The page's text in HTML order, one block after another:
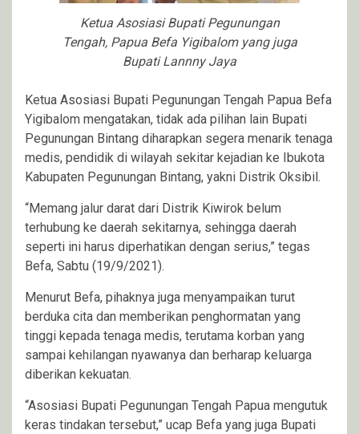
Ketua Asosiasi Bupati Pegunungan
Tengah, Papua Befa Yigibalom yang juga
Bupati Lannny Jaya
Ketua Asosiasi Bupati Pegunungan Tengah Papua Befa
Yigibalom mengatakan, tidak ada pilihan lain Bupati
Pegunungan Bintang diharapkan segera menarik tenaga
medis, pendidik di wilayah sekitar kejadian ke Ibukota
Kabupaten Pegunungan Bintang, yakni Distrik Oksibil.
“Memang jalur darat dari Distrik Kiwirok belum
terhubung ke daerah sekitarnya, sehingga daerah
seperti ini harus diperhatikan dengan serius,” tegas
Befa, Sabtu (19/9/2021).
Menurut Befa, pihaknya juga menyampaikan turut
berduka cita dan memberikan penghormatan yang
tinggi kepada tenaga medis, terutama korban yang
sampai kehilangan nyawanya dan berharap keluarga
diberikan kekuatan.
“Asosiasi Bupati Pegunungan Tengah Papua mengutuk
keras tindakan tersebut,” ucap Befa yang juga Bupati